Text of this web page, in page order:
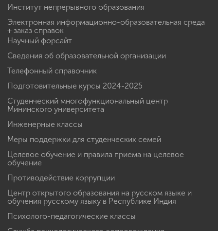
Институт непрерывного образования
Электронная информационно-образовательная среда
+ заказ справок
Научный форсайт
Сведения об образовательной организации
Телефонный справочник
Подготовительные курсы 2024-2025
Студенческий многофункциональный центр
Мининского университета
Инженерные классы
Меры поддержки для студенческих семей
Целевое обучение и правила приема на целевое
обучение
Противодействие коррупции
Центр открытого образования на русском языке и
обучения русскому языку в Республике Индия
Психолого-педагогические классы